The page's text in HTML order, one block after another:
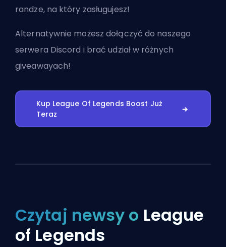
randze, na który zasługujesz!
Alternatywnie możeszdołączyć do naszego
serwera Discord i brać udział w różnych
giveawayach!
Kup League Of Legends Boost Już
Teraz
Czytaj newsy o League
of Legends